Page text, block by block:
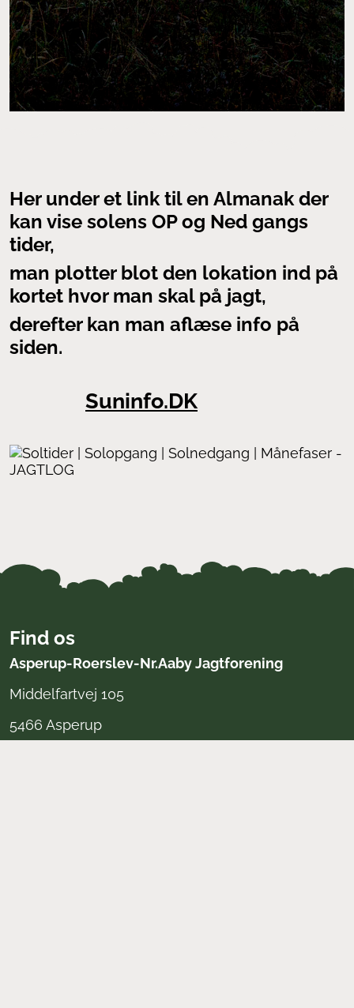
Her under et link til en Almanak der
kan vise solens OP og Ned gangs
tider,
man plotter blot den lokation ind på
kortet hvor man skal på jagt,
derefter kan man aflæse info på
siden.
Suninfo.DK
Find os
Asperup-Roerslev-Nr.Aaby Jagtforening
Middelfartvej 105
5466 Asperup